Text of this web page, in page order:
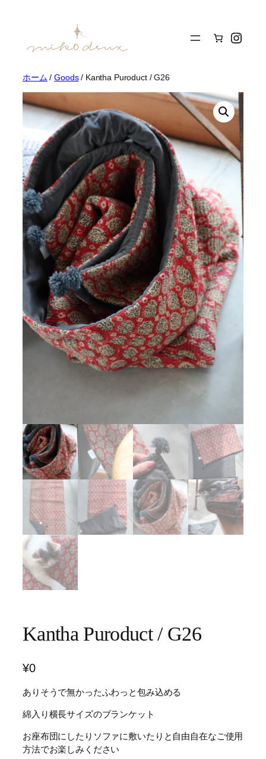
ホーム /Goods/ Kantha Puroduct / G26
Kantha Puroduct / G26
¥0
ありそうで無かったふわっと包み込める
綿入り横長サイズのブランケット
お座布団にしたりソファに敷いたりと自由自在なご使用
方法でお楽しみください